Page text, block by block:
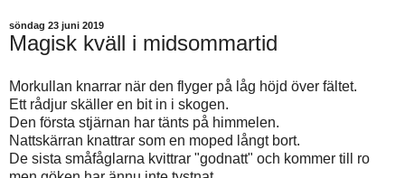
söndag 23 juni 2019
Magisk kväll i midsommartid
Morkullan knarrar när den flyger på låg höjd över fältet.
Ett rådjur skäller en bit in i skogen.
Den första stjärnan har tänts på himmelen.
Nattskärran knattrar som en moped långt bort.
De sista småfåglarna kvittrar "godnatt" och kommer till ro